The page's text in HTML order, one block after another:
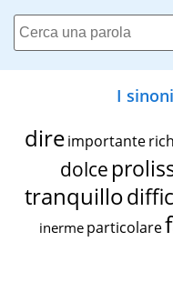
I
dire importante
dolce
tranquillo
inerme particolare